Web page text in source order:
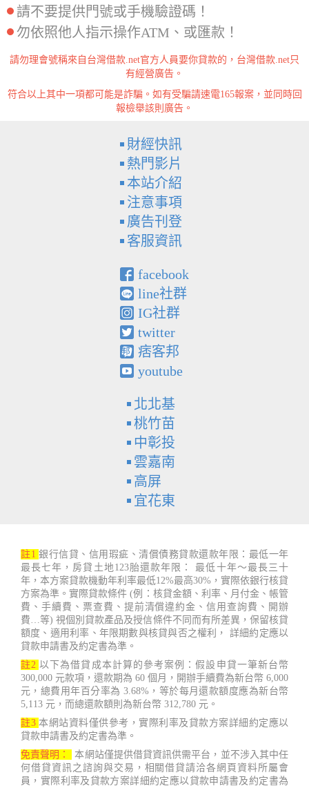
請不要提供門號或手機驗證碼！
勿依照他人指示操作ATM、或匯款！
請勿理會號稱來自台灣借款.net官方人員要你貸款的，台灣借款.net只
有經營廣告。
符合以上其中一項都可能是詐騙。如有受騙請速電165報案，並同時回
報檢舉該則廣告。
財經快訊
熱門影片
本站介紹
注意事項
廣告刊登
客服資訊
facebook
line社群
IG社群
twitter
痞客邦
youtube
北北基
桃竹苗
中彰投
雲嘉南
高屏
宜花東
註1 銀行信貸、信用瑕疵、清償債務貸款還款年限：最低一年
最長七年，房貸土地123胎還款年限： 最低十年～最長三十
年，本方案貸款機動年利率最低12%最高30%，實際依銀行核貸
方案為準。實際貸款條件 (例：核貸金額、利率、月付金、帳管
費、手續費、票查費、提前清償違約金、信用查詢費、開辦
費…等) 視個別貸款產品及授信條件不同而有所差異，保留核貸
額度、適用利率、年限期數與核貸與否之權利， 詳細約定應以
貸款申請書及約定書為準。
註2 以下為借貸成本計算的參考案例：假設申貸一筆新台幣
300,000 元款項，還款期為 60 個月，開辦手續費為新台幣 6,000
元，總費用年百分率為 3.68%，等於每月還款額度應為新台幣
5,113 元，而總還款額則為新台幣 312,780 元。
註3 本網站資料僅供參考，實際利率及貸款方案詳細約定應以
貸款申請書及約定書為準。
免責聲明：
本網站僅提供借貸資訊供需平台，並不涉入其中任
何借貸資訊之諮詢與交易，相關借貸請洽各網頁資料所屬會
員，實際利率及貸款方案詳細約定應以貸款申請書及約定書為